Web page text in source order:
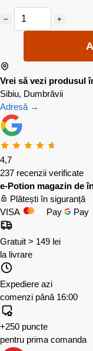
− +
Vrei să vezi produsul
Sibiu, Dumbrăvii
Adresă →
4,7
237 recenzii verificate
e-Potion magazin de
Plătești în siguranță
VISA
Pay Pay
Gratuit > 149 lei
la livrare
Expediere azi
comenzi până 16:00
+250 puncte
pentru prima comanda